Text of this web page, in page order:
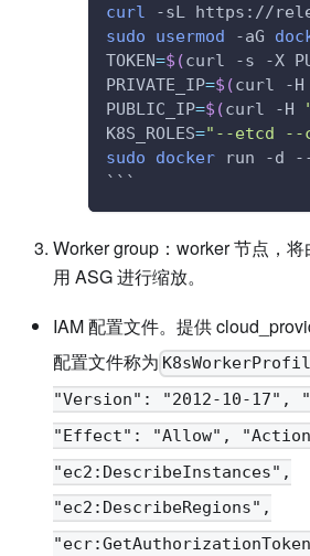
curl
-sL https://
sudo
usermod -aG
TOKEN=$(curl -s -X
PRIVATE_IP=$(curl -H
PUBLIC_IP=$(curl -H
K8S_ROLES="--etcd --
sudo
docker run -d
` ``
Worker group：worker 节点，
用 ASG 进行缩放。
IAM 配置文件。提供
配置文件称为
"Version": "2012-10-17",
"Effect": "Allow",
"ec2:DescribeInstances",
"ec2:DescribeRegions",